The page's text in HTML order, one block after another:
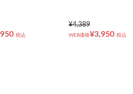
税込
¥4,389
WEB価格¥3,950 税込